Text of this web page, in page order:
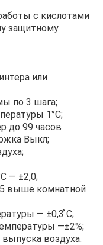
с кислотами
защитному
или
по 3 шага;
1°С;
до 99 часов
Выкл;
— ±2,0;
5 выше комнатной
— ±0,3 ̊С;
—±2%;
воздуха.